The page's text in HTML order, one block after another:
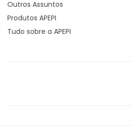
Outros Assuntos
Produtos APEPI
Tudo sobre a APEPI